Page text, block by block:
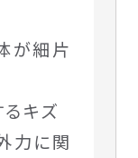
が細片
キズ
力に関